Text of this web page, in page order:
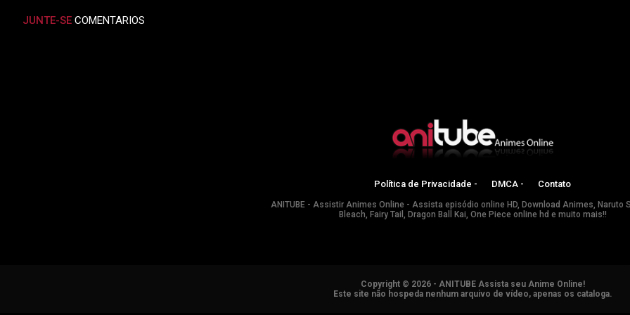
JUNTE-SE COMENTARIOS
Política de Privacidade - DMCA - Contato
ANITUBE - Assistir Animes Online - Assista episódio online HD, Download Animes, Naruto
Bleach, Fairy Tail, Dragon Ball Kai, One Piece online hd e muito mais!!
Copyright © 2026 - ANITUBE Assista seu Anime Online!
Este site não hospeda nenhum arquivo de vídeo, apenas os cataloga.